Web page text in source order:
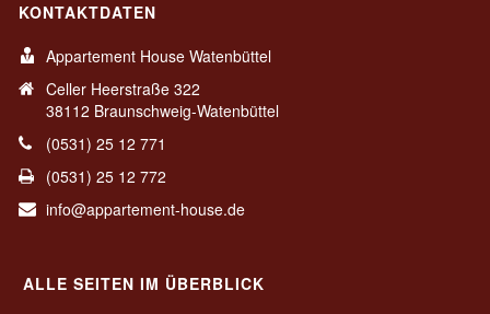
KONTAKTDATEN
Appartement House Watenbüttel
Celler Heerstraße 322
38112 Braunschweig-Watenbüttel
(0531) 25 12 771
(0531) 25 12 772
info@appartement-house.de
ALLE SEITEN IM ÜBERBLICK